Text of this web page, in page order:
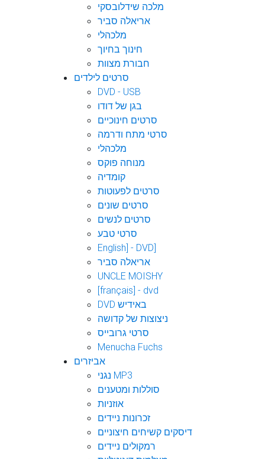
מלכה שידלובסקי
אריאלה סביר
מלכהלי
חינוך בחיוך
חבורת מצוות
סרטים לילדים
DVD - USB
בגן של דודו
סרטים חינוכיים
סרטי מתח ודרמה
מלכהלי
מנוחה פוקס
קומדיה
סרטים לפעוטות
סרטים שונים
סרטים לנשים
סרטי טבע
English] - DVD]
אריאלה סביר
UNCLE MOISHY
[français] - dvd
DVD באידיש
ניצוצות של קדושה
סרטי גרובייס
Menucha Fuchs
אביזרים
נגני MP3
סוללות ומטענים
אוזניות
זכרונות ניידים
דיסקים קשיחים חיצוניים
רמקולים ניידים